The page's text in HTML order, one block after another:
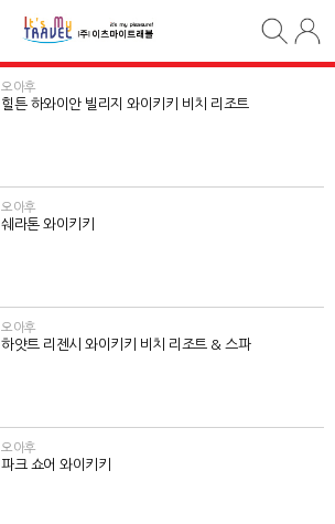
오아후
힐튼 하와이안 빌리지 와이키키 비치 리조트
오아후
쉐라톤 와이키키
오아후
하얏트 리젠시 와이키키 비치 리조트 & 스파
오아후
파크 쇼어 와이키키